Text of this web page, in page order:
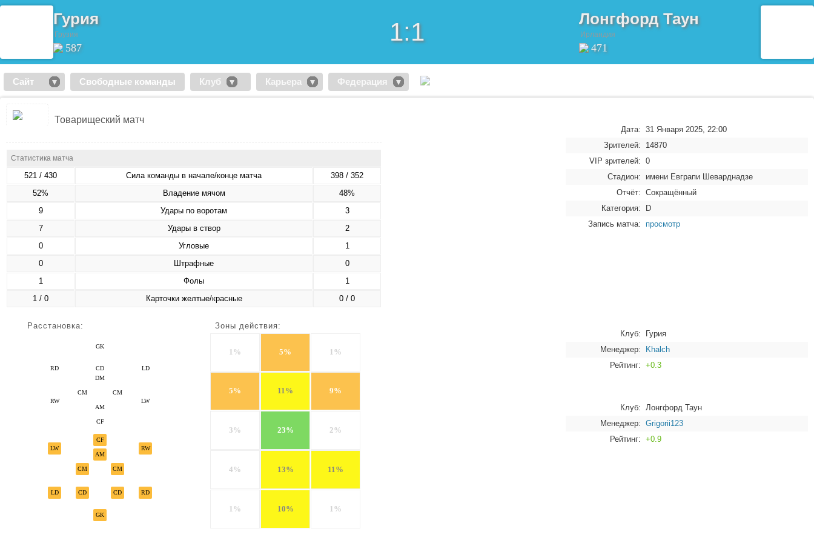
Гурия
Грузия
587
1:1 Лонгфорд Таун
Ирландия
471
Сайт Свободные команды Клуб Карьера Федерация
Товарищеский матч
Дата: 31 Января 2025, 22:00
Зрителей:
14870
VIP зрителей: 0
Стадион:
имени Евграпи Шеварднадзе
Отчёт: Сокращённый
Категория:
D
Запись матча:
просмотр
Статистика матча
521 / 430 Сила команды в начале/конце матча
398 / 352
52%
Владение мячом
48%
9
Удары по воротам
3
7
Удары в створ
2
0
Угловые
1
0
Штрафные
0
1
Фолы
1
1 / 0
Карточки желтые/красные 0 / 0
Расстановка:
GK
LD
CD
RD
DM
CM
CM
LW
AM
RW
CF
GK
LD CD RD
CM
CD
CM
LW
AM
RW
CF
Зоны действия:
1% 5% 1%
5% 11% 9%
3% 23% 2%
4% 13% 11%
1% 10% 1%
Клуб:
Гурия
Менеджер:
Khalch
Рейтинг: +0.3
Клуб: Лонгфорд Таун
Менеджер: Grigorii123
Рейтинг: +0.9